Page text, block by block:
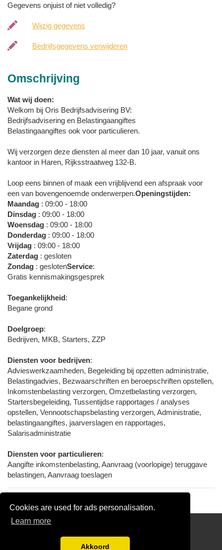
Cookies are used for ads personalisation.
Learn more
Akkoord
Gegevens onjuist of niet volledig?
Wijzig gegevens
Bedrijfsgegevens verwijderen
Omschrijving
Wat wij doen:
Welkom bij Oris Bedrijfsadvisering BV:
Bedrijfsadvisering en Belastingaangiftes
Belastingaangiftes ook voor particulieren.
Wij verzorgen deze diensten al meer dan 10 jaar, vanuit ons
kantoor in Haren, Rijksstraatweg 132-B.
Loop eens binnen of maak een vrijblijvend een afspraak voor
een van bovengenoemde onderwerpen.Openingstijden:
Maandag : 09:00 - 18:00
Dinsdag : 09:00 - 18:00
Woensdag : 09:00 - 18:00
Donderdag : 09:00 - 18:00
Vrijdag : 09:00 - 18:00
Zaterdag : gesloten
Zondag : geslotenService:
Gratis kennismakingsgesprek
Toegankelijkheid:
Begane grond
Doelgroep:
Bedrijven, MKB, Starters, ZZP
Diensten voor bedrijven:
Advieswerkzaamheden, Begeleiding bij opzetten administratie,
Belastingadvies, Bezwaarschriften en beroepschriften opstellen,
Inkomstenbelasting verzorgen, Omzetbelasting verzorgen,
Startersbegeleiding, Tussentijdse rapportages / analyses
opstellen, Vennootschapsbelasting verzorgen, Administratie,
belastingaangiftes, jaarverslagen en rapportages,
Salarisadministratie
Diensten voor particulieren:
Aangifte inkomstenbelasting, Aanvraag (voorlopige) teruggave
belastingen, Aanvraag toeslagen
Gratis Boekhouder Offertes Vergelijken